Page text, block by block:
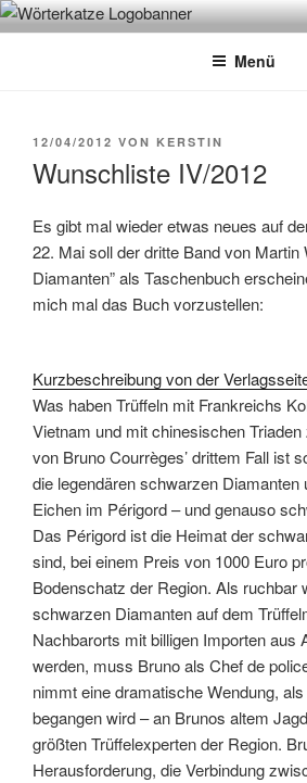
Zum
InhaltWÖRTERKATZE
Von Büchern erzählen
Menü
VERÖFFENTLICHT
12/04/2012 VON KERSTIN
Wunschliste IV/2012
Es gibt mal wieder etwas neues auf
22. Mai soll der dritte Band von Martin
Diamanten” als Taschenbuch
mich mal das Buch vorzustellen:
Kurzbeschreibung von der
Was haben Trüffeln mit Frankreichs
Vietnam und mit chinesischen
von Bruno Courrèges’ drittem Fall ist
die legendären schwarzen Diamanten
Eichen im Périgord – und genauso
Das Périgord ist die Heimat der
sind, bei einem Preis von 1000 Euro
Bodenschatz der Region. Als ruchbar
schwarzen Diamanten auf dem
Nachbarorts mit billigen Importen aus
werden, muss Bruno als Chef de
nimmt eine dramatische Wendung,
begangen wird – an Brunos altem
größten Trüffelexperten der Region.
Herausforderung, die Verbindung